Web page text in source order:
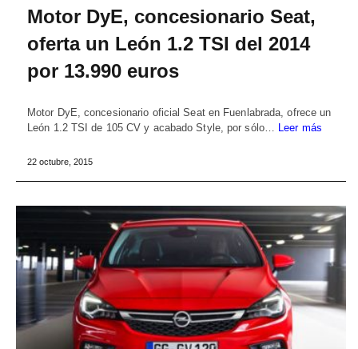
Motor DyE, concesionario Seat,
oferta un León 1.2 TSI del 2014
por 13.990 euros
Motor DyE, concesionario oficial Seat en Fuenlabrada, ofrece un
León 1.2 TSI de 105 CV y acabado Style, por sólo… Leer más
22 octubre, 2015